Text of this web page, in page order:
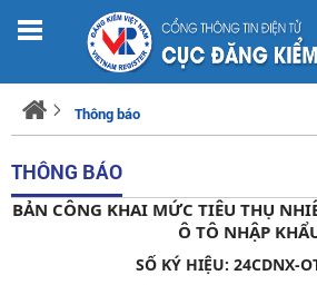
Thông báo
THÔNG BÁO
BẢN CÔNG KHAI MỨC TIÊU THỤ
Ô TÔ NHẬP
SỐ KÝ HIỆU: 24CDNX-